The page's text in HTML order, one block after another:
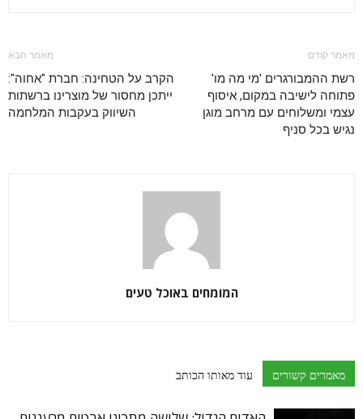
מאמר קודם
רשת ההמבורגרים 'מי מה מו'
פתוחה לישיבה במקום, איסוף
עצמי ומשלוחים עם מרחב מוגן
נגיש בכל סניף
מאמר הבא
הקרב על הטחינה: חברת "אחוה":
ייתכן מחסור של מוצרינו ברשתות
השיווק בעקבות המלחמה
המומחים באוכל טעים
מאמרים קשורים עוד מאותו הכותב